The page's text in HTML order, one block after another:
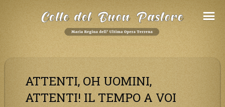
ATTENTI, OH UOMINI,
ATTENTI! IL TEMPO A VOI